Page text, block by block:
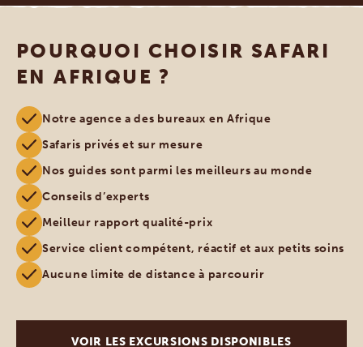
POURQUOI CHOISIR SAFARI
EN AFRIQUE ?
Notre agence a des bureaux en Afrique
Safaris privés et sur mesure
Nos guides sont parmi les meilleurs au monde
Conseils d’experts
Meilleur rapport qualité-prix
Service client compétent, réactif et aux petits soins
Aucune limite de distance à parcourir
VOIR LES EXCURSIONS DISPONIBLES